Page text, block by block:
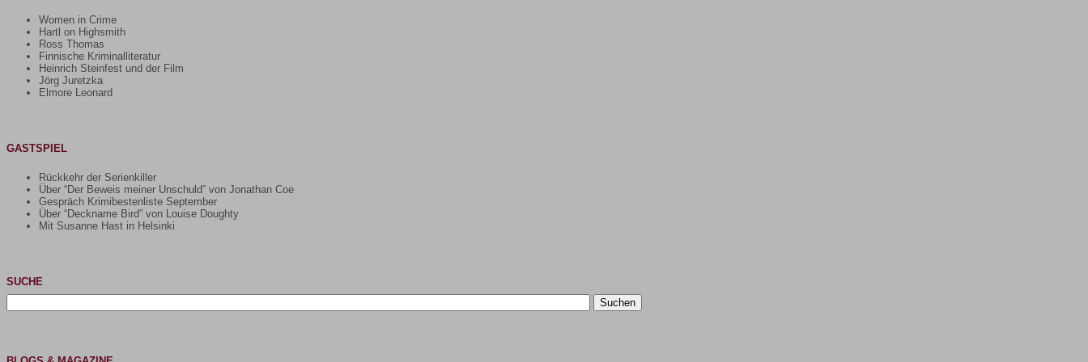
Women in Crime
Hartl on Highsmith
Ross Thomas
Finnische Kriminalliteratur
Heinrich Steinfest und der Film
Jörg Juretzka
Elmore Leonard
GASTSPIEL
Rückkehr der Serienkiller
Über “Der Beweis meiner Unschuld” von Jonathan Coe
Gespräch Krimibestenliste September
Über “Deckname Bird” von Louise Doughty
Mit Susanne Hast in Helsinki
SUCHE
Suchen
nach: